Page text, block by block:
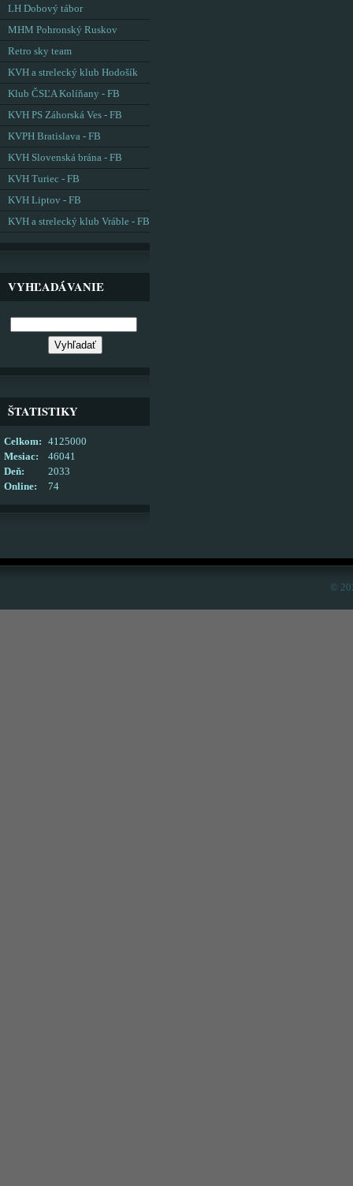
LH Dobový tábor
MHM Pohronský Ruskov
Retro sky team
KVH a strelecký klub Hodošík
Klub ČSĽA Kolíňany - FB
KVH PS Záhorská Ves - FB
KVPH Bratislava - FB
KVH Slovenská brána - FB
KVH Turiec - FB
KVH Liptov - FB
KVH a strelecký klub Vráble - FB
VYHĽADÁVANIE
ŠTATISTIKY
Online: 74
Celkom:
4125000
Mesiac:
46041
Deň:
2033
©